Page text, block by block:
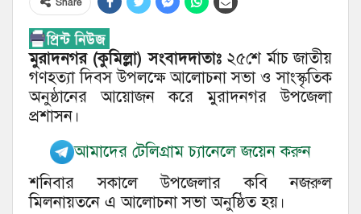
Share
মুরাদনগর (কুমিল্লা) সংবাদদাতাঃ২৫শে র্মাচ জাতীয়
গণহত্যা দিবস উপলক্ষে আলোচনা সভা ও সাংস্কৃতিক
অনুষ্ঠানের আয়োজন করে মুরাদনগর উপজেলা
প্রশাসন।
আমাদের টেলিগ্রাম চ্যানেলে জয়েন করুন
শনিবার সকালে উপজেলার কবি নজরুল
মিলনায়তনে এ আলোচনা সভা অনুষ্ঠিত হয়।